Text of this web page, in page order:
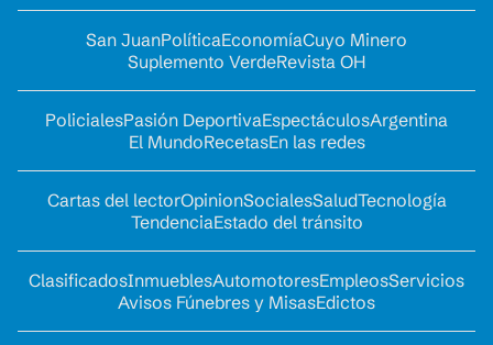
San JuanPolíticaEconomíaCuyo Minero
Suplemento VerdeRevista OH
PolicialesPasión DeportivaEspectáculosArgentina
El MundoRecetasEn las redes
Cartas del lectorOpinionSocialesSaludTecnología
TendenciaEstado del tránsito
ClasificadosInmueblesAutomotoresEmpleosServicios
Avisos Fúnebres y MisasEdictos